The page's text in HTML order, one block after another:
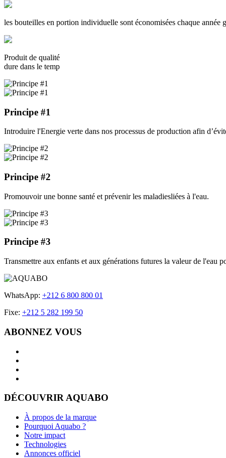
les bouteilles en portion individuelle sont économisées chaque année
Produit de qualité
dure dans le temp
Principe #1
Introduire l'Energie verte dans nos processus de production afin
Principe #2
Promouvoir une bonne santé et prévenir les maladiesliées à l'eau.
Principe #3
Transmettre aux enfants et aux générations futures la valeur de l'eau
WhatsApp: +212 6 800 800 01
Fixe: +212 5 282 199 50
ABONNEZ VOUS
DÉCOUVRIR AQUABO
À propos de la marque
Pourquoi Aquabo ?
Notre impact
Technologies
Annonces officiel